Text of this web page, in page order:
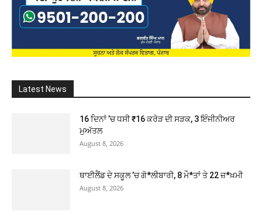
Latest News
16 ਦਿਨਾਂ ’ਚ ਧਸੀ ₹16 ਕਰੋੜ ਦੀ ਸੜਕ, 3 ਇੰਜੀਨੀਅਰ
ਮੁਅੱਤਲ
August 8, 2026
ਥਾਈਲੈਂਡ ਦੇ ਸਕੂਲ ’ਚ ਗੋ*ਲੀਬਾਰੀ, 8 ਮੌ*ਤਾਂ ਤੇ 22 ਜ਼*ਖ਼ਮੀ
August 8, 2026